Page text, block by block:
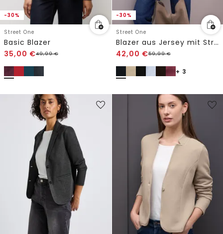
-30%
Street One
Basic Blazer
35,00 €49,99€
-30%
Street One
Blazer aus Jersey mit Struktur
42,00 €59,99€
+ 3